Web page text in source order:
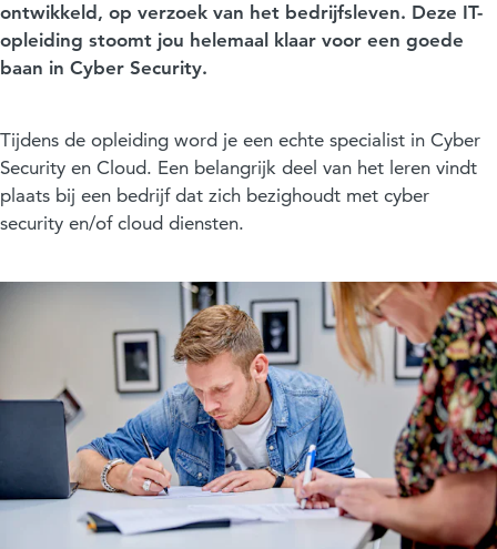
ontwikkeld, op verzoek van het bedrijfsleven. Deze IT-
opleiding stoomt jou helemaal klaar voor een goede
baan in Cyber Security.
Tijdens de opleiding word je een echte specialist in Cyber
Security en Cloud. Een belangrijk deel van het leren vindt
plaats bij een bedrijf dat zich bezighoudt met cyber
security en/of cloud diensten.